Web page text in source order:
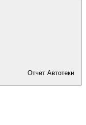
Отчет Автотеки